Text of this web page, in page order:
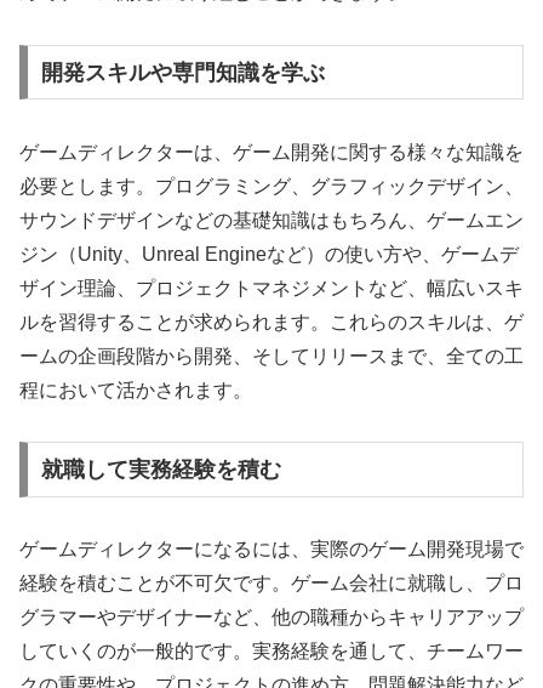
開発スキルや専門知識を学ぶ
ゲームディレクターは、ゲーム開発に関する様々な知識を
必要とします。プログラミング、グラフィックデザイン、
サウンドデザインなどの基礎知識はもちろん、ゲームエン
ジン（Unity、Unreal Engineなど）の使い方や、ゲームデ
ザイン理論、プロジェクトマネジメントなど、幅広いスキ
ルを習得することが求められます。これらのスキルは、ゲ
ームの企画段階から開発、そしてリリースまで、全ての工
程において活かされます。
就職して実務経験を積む
ゲームディレクターになるには、実際のゲーム開発現場で
経験を積むことが不可欠です。ゲーム会社に就職し、プロ
グラマーやデザイナーなど、他の職種からキャリアアップ
していくのが一般的です。実務経験を通して、チームワー